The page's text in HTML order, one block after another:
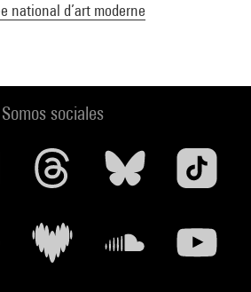
national d’art moderne
Somos sociales